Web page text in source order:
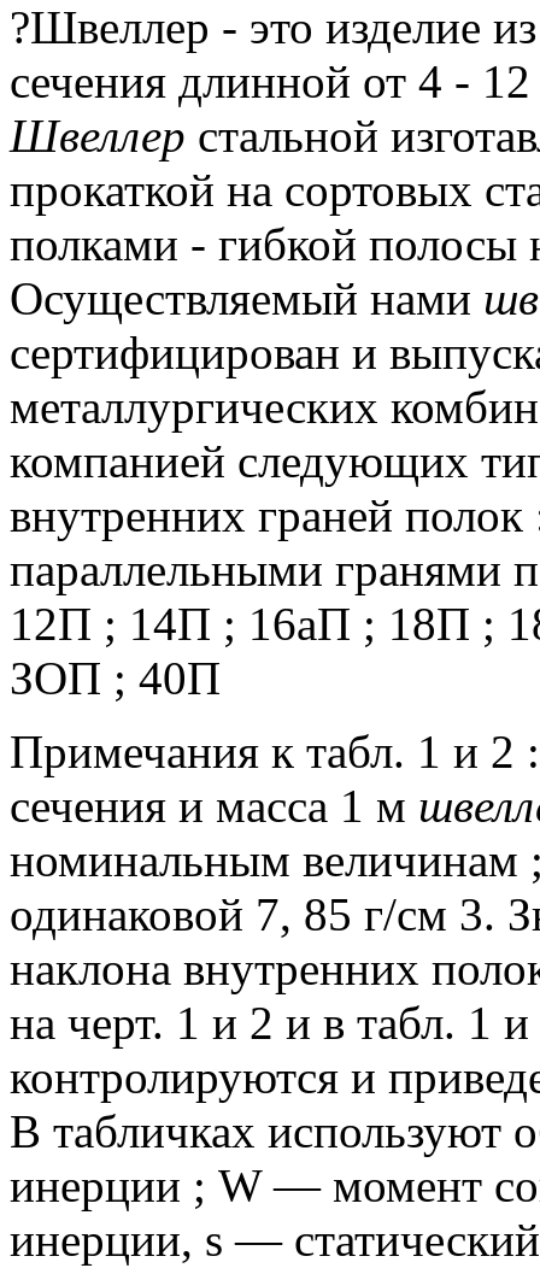
?Швеллер - это изделие
сечения длинной от 4 -
Швеллер стальной
прокаткой на сортовых
полками - гибкой полосы
Осуществляемый нами
сертифицирован и
металлургических
компанией следующих
внутренних граней полок
параллельными гранями
12П ; 14П ; 16аП ; 18П ;
ЗОП ; 40П
Примечания к табл. 1 и 2
сечения и масса 1 м
номинальным величинам
одинаковой 7, 85 г/см 3.
наклона внутренних
на черт. 1 и 2 и в табл. 1
контролируются и
В табличках
инерции ; W — момент
инерции, s —